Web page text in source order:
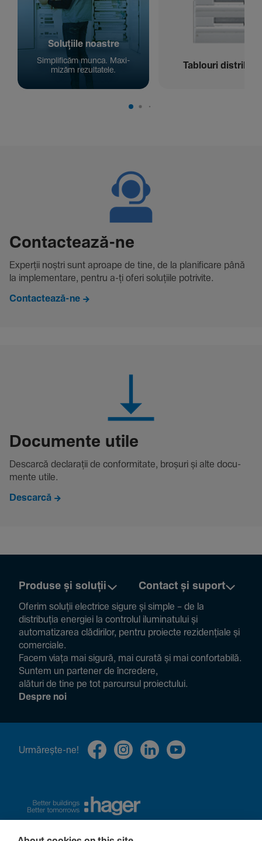
Solu­țiile noastre
Simpli­ficăm munca. Maxi­
mizăm rezul­ta­tele.
Tablouri
Contac­tează-ne
Experții noștri sunt aproape de tine, de la plani­fi­care până
la imple­men­tare, pentru a-ți oferi solu­țiile potri­vite.
Contactează-ne
Docu­mente utile
Descarcă decla­rații de conformitate, broșuri și alte docu­
mente utile.
Descarcă
Produse și soluții Contact și suport
Oferim soluții electrice sigure și simple – de la
distribuția energiei la controlul ilumi­na­tului și
auto­ma­ti­zarea clădi­rilor, pentru proiecte rezi­den­țiale și
comer­ciale.
Facem viața mai sigură, mai curată și mai confor­ta­bilă.
Suntem un partener de încre­dere,
alături de tine pe tot parcursul proiec­tului.
Despre noi
Urmă­rește-ne!